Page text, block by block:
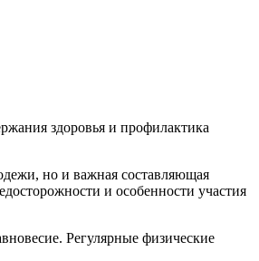
здоровья и профилактика
но и важная составляющая
и особенности участия
Регулярные физические